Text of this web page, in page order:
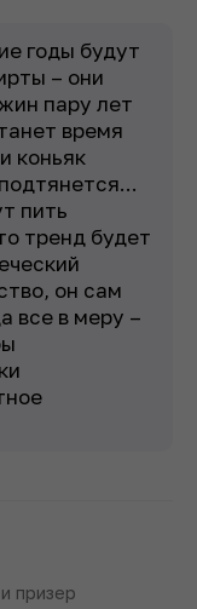
годы будут
– они
пару лет
время
коньяк
пить
тренд будет
он сам
все в меру –
призер